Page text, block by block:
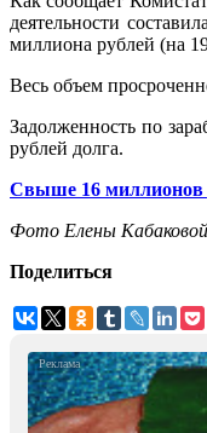
деятельности
миллиона рублей (на
Весь объем
Задолженность по
рублей долга.
Свыше 16 миллионов
Фото Елены Кабаковой
Поделиться